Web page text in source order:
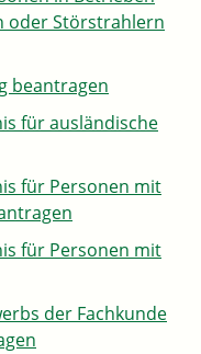
oder Störstrahlern
beantragen
für ausländische
für Personen mit
für Personen mit
der Fachkunde